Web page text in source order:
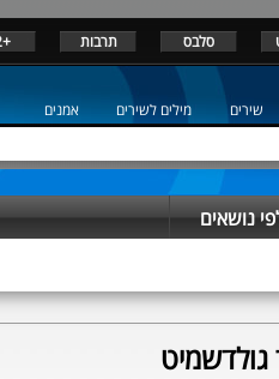
סלבס תרבות +12
שירים מילים לשירים אמנים
נושאים
גולדשמיט